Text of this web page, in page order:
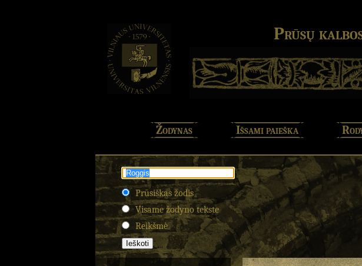
Prūsų
Žodynas Išsami paieška
Prūsiškas žodis
Visame žodyno tekste
Reikšmė